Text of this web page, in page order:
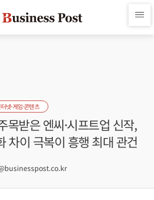
넷·게임·콘텐츠
목받은 엔씨·시프트업 신작,
차이 극복이 흥행 최대 관건